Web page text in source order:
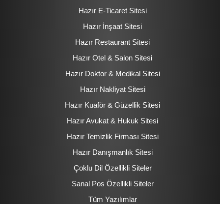
Hazır E-Ticaret Sitesi
Hazır İnşaat Sitesi
Hazır Restaurant Sitesi
Hazır Otel & Salon Sitesi
Hazır Doktor & Medikal Sitesi
Hazır Nakliyat Sitesi
Hazır Kuaför & Güzellik Sitesi
Hazır Avukat & Hukuk Sitesi
Hazır Temizlik Firması Sitesi
Hazır Danışmanlık Sitesi
Çoklu Dil Özellikli Siteler
Sanal Pos Özellikli Siteler
Tüm Yazılımlar